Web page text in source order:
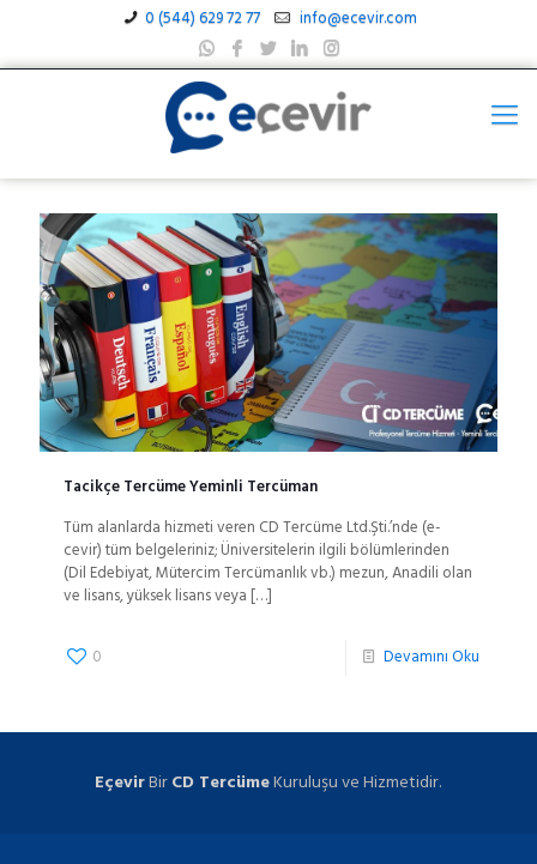
0 (544) 629 72 77 info@ecevir.com
Tacikçe Tercüme Yeminli Tercüman
Tüm alanlarda hizmeti veren CD Tercüme Ltd.Şti.’nde (e-
cevir) tüm belgeleriniz; Üniversitelerin ilgili bölümlerinden
(Dil Edebiyat, Mütercim Tercümanlık vb.) mezun, Anadili olan
ve lisans, yüksek lisans veya […]
0 Devamını Oku
EçevirBirCD TercümeKuruluşu ve Hizmetidir.